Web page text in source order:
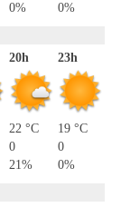
0%
0%
20h
22 °C
0
21%
23h
19 °C
0
0%